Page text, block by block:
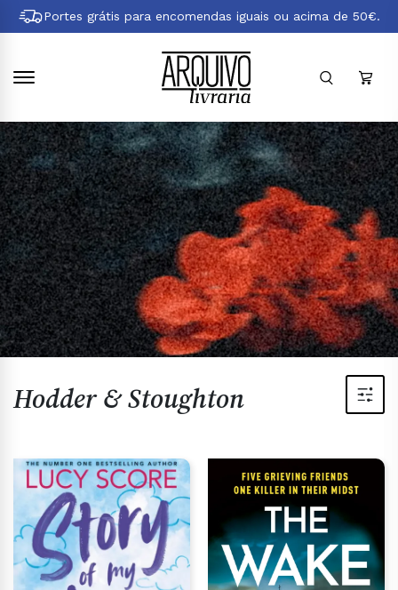
Pular
para
principal
Portes grátis para encomendas iguais ou acima de 50€.
Hodder & Stoughton